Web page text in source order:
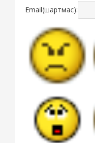
Email(шартмас):